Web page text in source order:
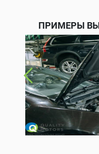
ПРИМЕРЫ